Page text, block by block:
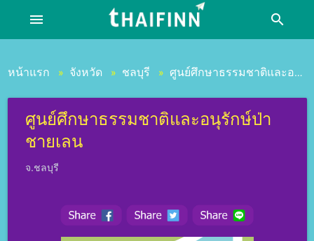
menu search
หน้าแรก » จังหวัด » ชลบุรี » ศูนย์ศึกษาธรรมชาติและอนุรักษ์ป่าชายเลน
ศูนย์ศึกษาธรรมชาติและอนุรักษ์ป่า
ชายเลน
จ.ชลบุรี